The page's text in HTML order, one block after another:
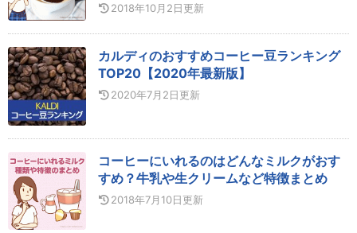
2018年10月2日更新
カルディのおすすめコーヒー豆ランキング
TOP20【2020年最新版】
2020年7月2日更新
コーヒーにいれるのはどんなミルクがおす
すめ？牛乳や生クリームなど特徴まとめ
2018年7月10日更新